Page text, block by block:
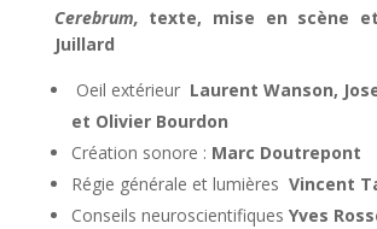
Cerebrum, texte, mise en scène et
Juillard
Oeil extérieur Laurent Wanson,
et Olivier Bourdon
Création sonore : Marc Doutrepont
Régie générale et lumières Vincent
Conseils neuroscientifiques Yves